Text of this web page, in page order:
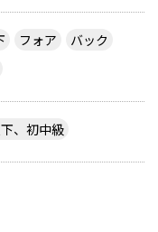
フォア
バック
、初中級